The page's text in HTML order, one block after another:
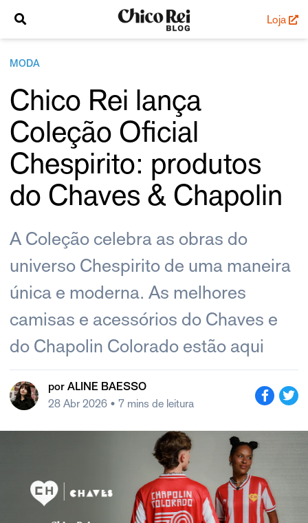
Loja
MODA
Chico Rei lança
Coleção Oficial
Chespirito: produtos
do Chaves & Chapolin
A Coleção celebra as obras do
universo Chespirito de uma maneira
única e moderna. As melhores
camisas e acessórios do Chaves e
do Chapolin Colorado estão aqui
por ALINE BAESSO
28 Abr 2026 • 7 mins de leitura